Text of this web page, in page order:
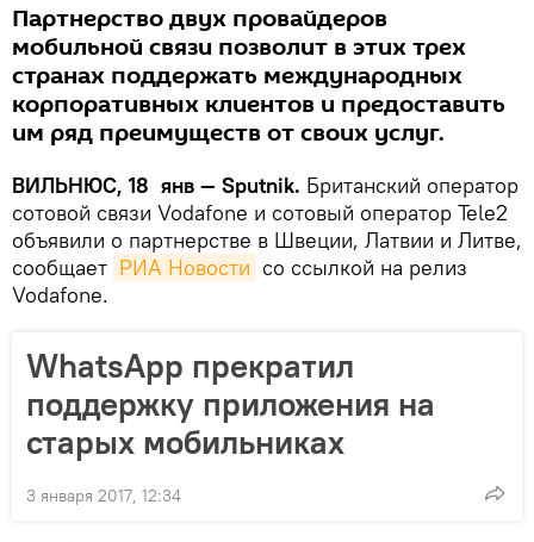
Партнерство двух провайдеров
мобильной связи позволит в этих трех
странах поддержать международных
корпоративных клиентов и предоставить
им ряд преимуществ от своих услуг.
ВИЛЬНЮС, 18 янв — Sputnik. Британский оператор
сотовой связи Vodafone и cотовый оператор Tele2
объявили о партнерстве в Швеции, Латвии и Литве,
сообщает РИА Новости со ссылкой на релиз
Vodafone.
WhatsApp прекратил
поддержку приложения на
старых мобильниках
3 января 2017, 12:34